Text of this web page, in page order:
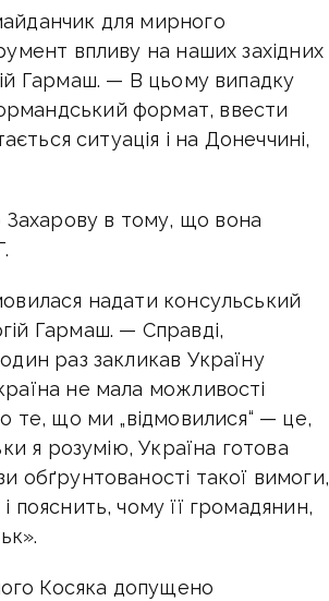
для мирного
впливу на наших західних
Гармаш. — В цьому випадку
формат, ввести
ситуація і на Донеччині,
в тому, що вона
надати консульський
Гармаш. — Справді,
раз закликав Україну
не мала можливості
те, що ми „відмовилися“ — це,
я розумію, Україна готова
обґрунтованості такої вимоги,
пояснить, чому її громадянин,
Косяка допущено